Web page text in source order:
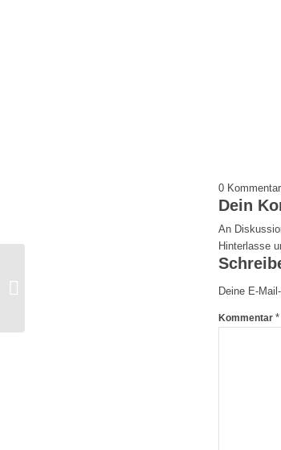
0
Dein
An
Hinterlasse
Deine E-
Kommentar *